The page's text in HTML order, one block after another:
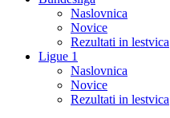
Naslovnica
Novice
Rezultati in lestvica
Ligue 1
Naslovnica
Novice
Rezultati in lestvica